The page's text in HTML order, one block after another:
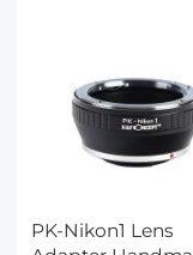
PK-Nikon1 Lens